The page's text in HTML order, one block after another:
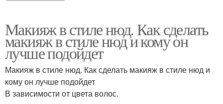
Перманентный макияж Свадебный макияж
Макияж в стиле нюд. Как сделать
макияж в стиле нюд и кому он
лучше подойдет
Макияж в стиле нюд. Как сделать макияж в стиле нюд и
кому он лучше подойдет
В зависимости от цвета волос.